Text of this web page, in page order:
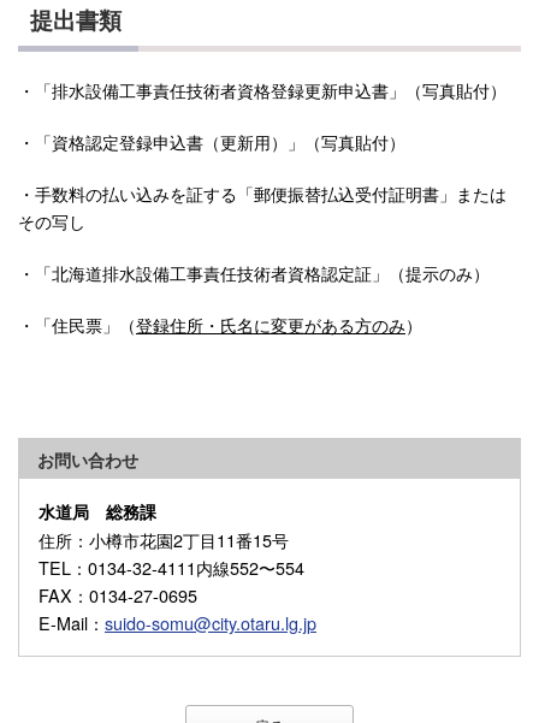
提出書類
・「排水設備工事責任技術者資格登録更新申込書」（写真貼付）
・「資格認定登録申込書（更新用）」（写真貼付）
・手数料の払い込みを証する「郵便振替払込受付証明書」または
その写し
・「北海道排水設備工事責任技術者資格認定証」（提示のみ）
・「住民票」（登録住所・氏名に変更がある方のみ）
お問い合わせ
水道局 総務課
住所 ：小樽市花園2丁目11番15号
TEL ：0134-32-4111内線552〜554
FAX ：0134-27-0695
E-Mail ： suido-somu@city.otaru.lg.jp